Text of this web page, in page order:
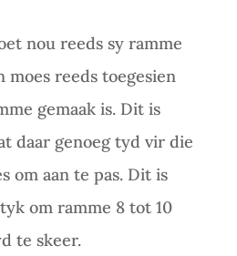
nou reeds sy ramme
moes reeds toegesien
gemaak is. Dit is
daar genoeg tyd vir die
om aan te pas. Dit is
om ramme 8 tot 10
te skeer.